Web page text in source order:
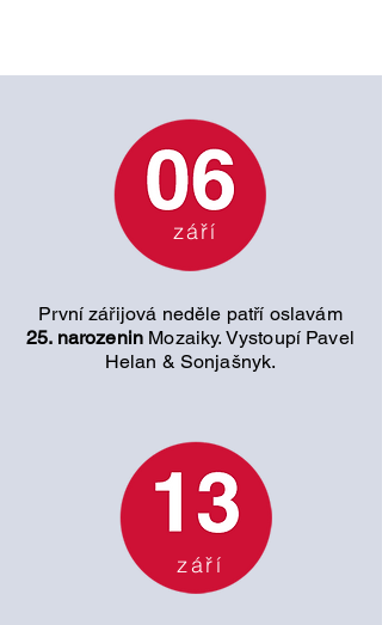
září
První zářijová neděle patří oslavám
25. narozenin Mozaiky. Vystoupí Pavel
Helan & Sonjašnyk.
září